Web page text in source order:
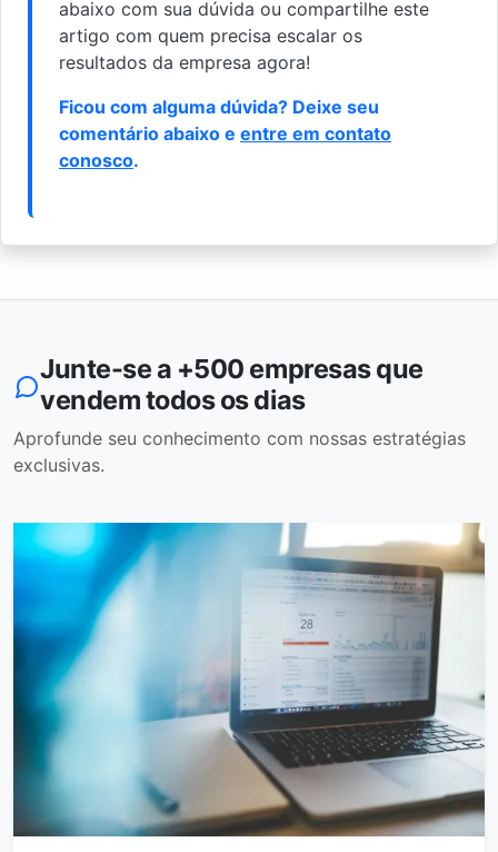
abaixo com sua dúvida ou compartilhe este
artigo com quem precisa escalar os
resultados da empresa agora!
Ficou com alguma dúvida? Deixe seu
comentário abaixo e entre em contato
conosco.
Junte-se a +500 empresas que
vendem todos os dias
Aprofunde seu conhecimento com nossas estratégias
exclusivas.